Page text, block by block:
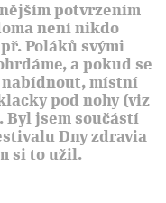
potvrzením
není nikdo
Poláků svými
a pokud se
místní
pod nohy (viz
jsem součástí
Dny zdravia
si to užil.